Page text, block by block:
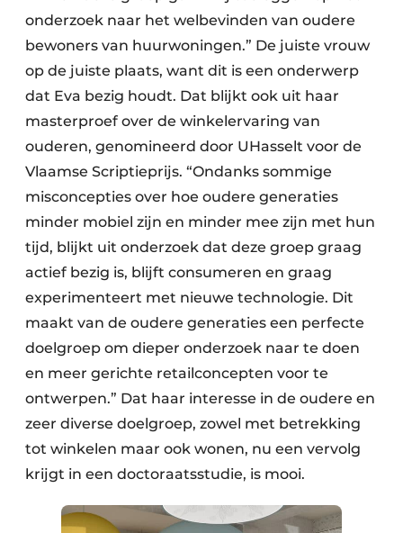
onderzoek naar het welbevinden van oudere
bewoners van huurwoningen.” De juiste vrouw
op de juiste plaats, want dit is een onderwerp
dat Eva bezig houdt. Dat blijkt ook uit haar
masterproef over de winkelervaring van
ouderen, genomineerd door UHasselt voor de
Vlaamse Scriptieprijs. “Ondanks sommige
misconcepties over hoe oudere generaties
minder mobiel zijn en minder mee zijn met hun
tijd, blijkt uit onderzoek dat deze groep graag
actief bezig is, blijft consumeren en graag
experimenteert met nieuwe technologie. Dit
maakt van de oudere generaties een perfecte
doelgroep om dieper onderzoek naar te doen
en meer gerichte retailconcepten voor te
ontwerpen.” Dat haar interesse in de oudere en
zeer diverse doelgroep, zowel met betrekking
tot winkelen maar ook wonen, nu een vervolg
krijgt in een doctoraatsstudie, is mooi.